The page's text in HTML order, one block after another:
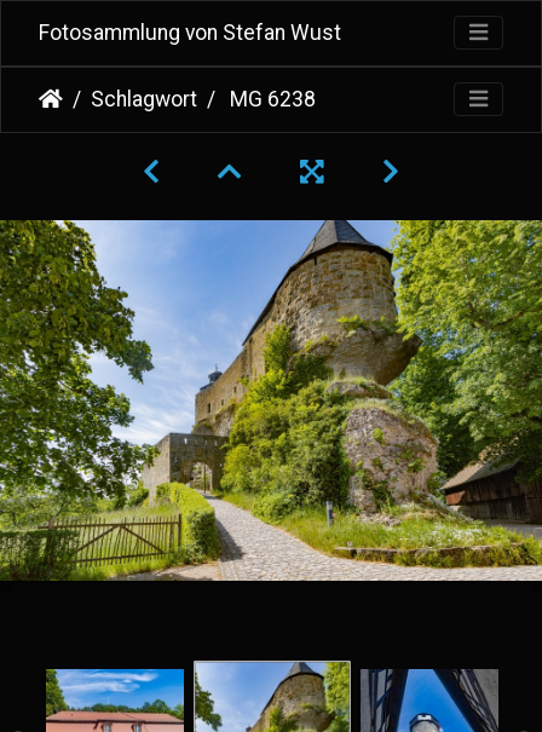
Fotosammlung von Stefan Wust
Schlagwort MG 6238